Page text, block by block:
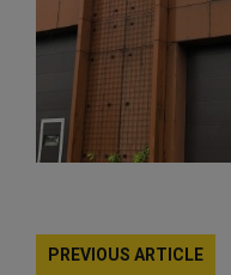
PREVIOUS ARTICLE